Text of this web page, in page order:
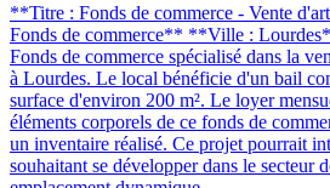
**Titre : Fonds de commerce - Vente
Fonds de commerce** **Ville :
Fonds de commerce spécialisé dans la
à Lourdes. Le local bénéficie d'un bail
surface d'environ 200 m². Le loyer
éléments corporels de ce fonds de
un inventaire réalisé. Ce projet pourrait
souhaitant se développer dans le secteur